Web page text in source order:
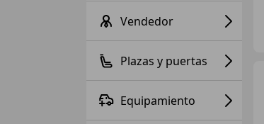
Vendedor
Plazas y puertas
Equipamiento